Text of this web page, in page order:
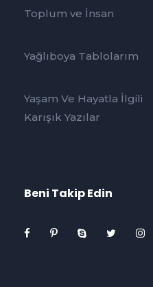
Toplum ve İnsan
Yağlıboya Tablolarım
Yaşam Ve Hayatla İlgili
Karışık Yazılar
Beni Takip Edin